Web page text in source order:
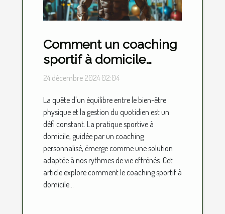
Comment un coaching
sportif à domicile
transforme votre
24 décembre 2024 02:04
La quête d'un équilibre entre le bien-être
physique et la gestion du quotidien est un
défi constant. La pratique sportive à
domicile, guidée par un coaching
personnalisé, émerge comme une solution
adaptée à nos rythmes de vie effrénés. Cet
article explore comment le coaching sportif à
domicile...